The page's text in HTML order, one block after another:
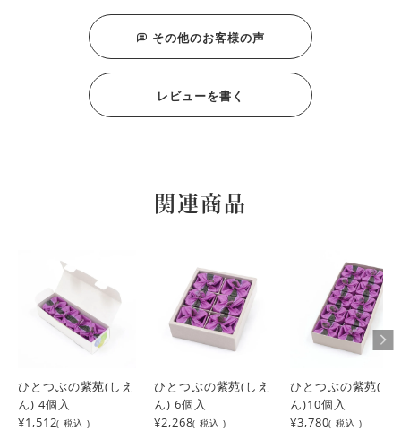
その他のお客様の声
レビューを書く
関連商品
ひとつぶの紫苑(しえ
ん) 4個入
¥1,512( 税込 )
ひとつぶの紫苑(しえ
ん) 6個入
¥2,268( 税込 )
ひとつぶの紫苑(し
ん)10個入
¥3,780( 税込 )